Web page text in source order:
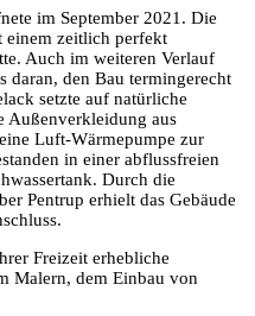
im September 2021. Die
einem zeitlich perfekt
Auch im weiteren Verlauf
daran, den Bau termingerecht
setzte auf natürliche
Außenverkleidung aus
Luft-Wärmepumpe zur
in einer abflussfreien
Durch die
Pentrup erhielt das Gebäude
Freizeit erhebliche
Malern, dem Einbau von